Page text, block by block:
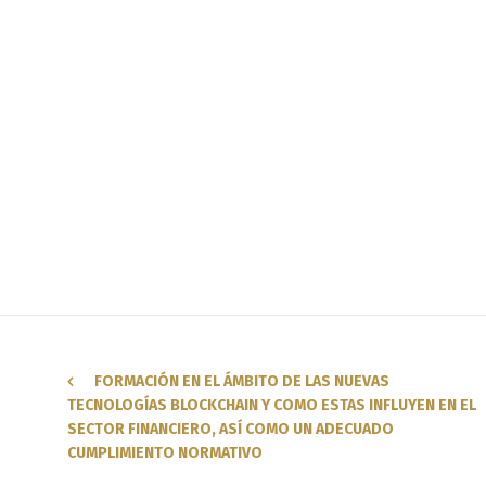
FORMACIÓN EN EL ÁMBITO DE LAS NUEVAS
TECNOLOGÍAS BLOCKCHAIN Y COMO ESTAS INFLUYEN EN EL
SECTOR FINANCIERO, ASÍ COMO UN ADECUADO
CUMPLIMIENTO NORMATIVO